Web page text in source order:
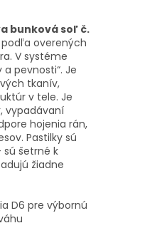
bunková soľ č.
overených
V systéme
pevnosti“. Je
tkanív,
v tele. Je
vypadávaní
hojenia rán,
Pastilky sú
šetrné k
žiadne
D6 pre výbornú